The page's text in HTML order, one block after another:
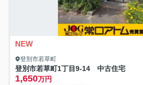
NEW
登別市若草町
登別市若草町1丁目9-14 中古住宅
1,650万円